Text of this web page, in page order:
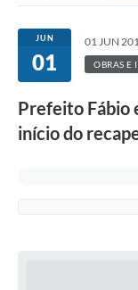
JUN
01
01 JUN
OBRAS E
Prefeito Fábio
início do